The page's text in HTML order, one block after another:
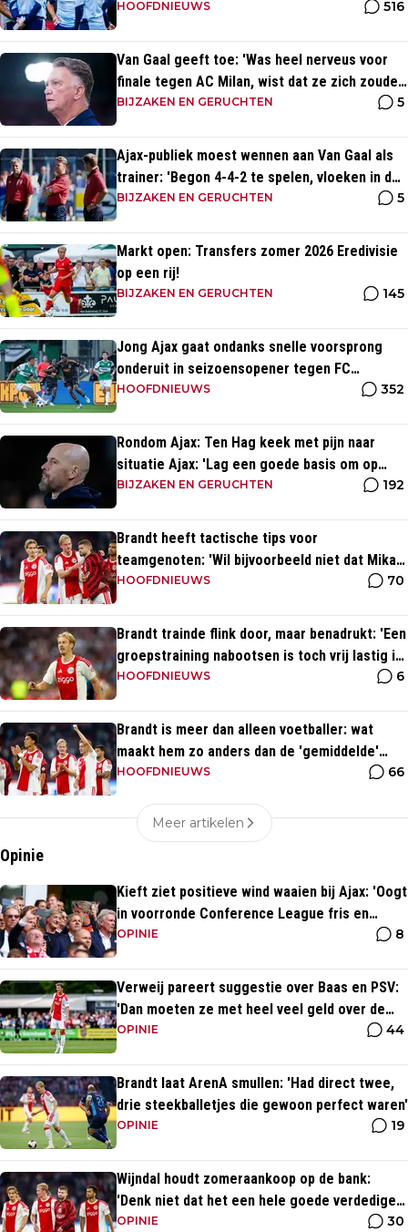
HOOFDNIEUWS 516
Van Gaal geeft toe: 'Was heel nerveus voor
finale tegen AC Milan, wist dat ze zich zouden
aanpassen'
BIJZAKEN EN GERUCHTEN 5
Ajax-publiek moest wennen aan Van Gaal als
trainer: 'Begon 4-4-2 te spelen, vloeken in de
kerk'
BIJZAKEN EN GERUCHTEN 5
Markt open: Transfers zomer 2026 Eredivisie
op een rij!
BIJZAKEN EN GERUCHTEN 145
Jong Ajax gaat ondanks snelle voorsprong
onderuit in seizoensopener tegen FC
Dordrecht
HOOFDNIEUWS 352
Rondom Ajax: Ten Hag keek met pijn naar
situatie Ajax: 'Lag een goede basis om op
voort te borduren'
BIJZAKEN EN GERUCHTEN 192
Brandt heeft tactische tips voor
teamgenoten: 'Wil bijvoorbeeld niet dat Mika
te veel naar binnen komt'
HOOFDNIEUWS 70
Brandt trainde flink door, maar benadrukt: 'Een
groepstraining nabootsen is toch vrij lastig in
je eentje'
HOOFDNIEUWS 6
Brandt is meer dan alleen voetballer: wat
maakt hem zo anders dan de 'gemiddelde'
voetballer?
HOOFDNIEUWS 66
Meer artikelen
Opinie
Kieft ziet positieve wind waaien bij Ajax: 'Oogt
in voorronde Conference League fris en
energiek'
OPINIE 8
Verweij pareert suggestie over Baas en PSV:
'Dan moeten ze met heel veel geld over de
brug komen'
OPINIE 44
Brandt laat ArenA smullen: 'Had direct twee,
drie steekballetjes die gewoon perfect waren'
OPINIE 19
Wijndal houdt zomeraankoop op de bank:
'Denk niet dat het een hele goede verdediger
is'
OPINIE 30